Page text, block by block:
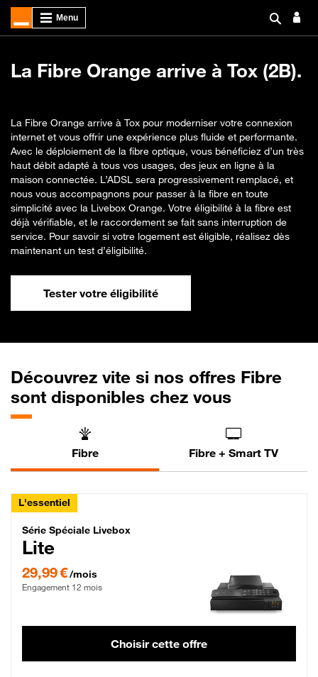
La Fibre Orange arrive à Tox (2B).
La Fibre Orange arrive à Tox pour moderniser votre connexion
internet et vous offrir une expérience plus fluide et performante.
Avec le déploiement de la fibre optique, vous bénéficiez d’un très
haut débit adapté à tous vos usages, des jeux en ligne à la
maison connectée. L’ADSL sera progressivement remplacé, et
nous vous accompagnons pour passer à la fibre en toute
simplicité avec la Livebox Orange. Votre éligibilité à la fibre est
déjà vérifiable, et le raccordement se fait sans interruption de
service. Pour savoir si votre logement est éligible, réalisez dès
maintenant un test d’éligibilité.
Tester votre éligibilité
Découvrez vite si nos offres Fibre
sont disponibles chez vous
Fibre Fibre + Smart TV
L'essentiel
Série Spéciale Livebox Lite Fibre
Série Spéciale Livebox
Lite
29,99 €/mois
Engagement 12 mois
Choisir cette offre